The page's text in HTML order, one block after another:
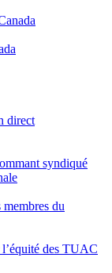
direct
syndiqué
du
des TUAC